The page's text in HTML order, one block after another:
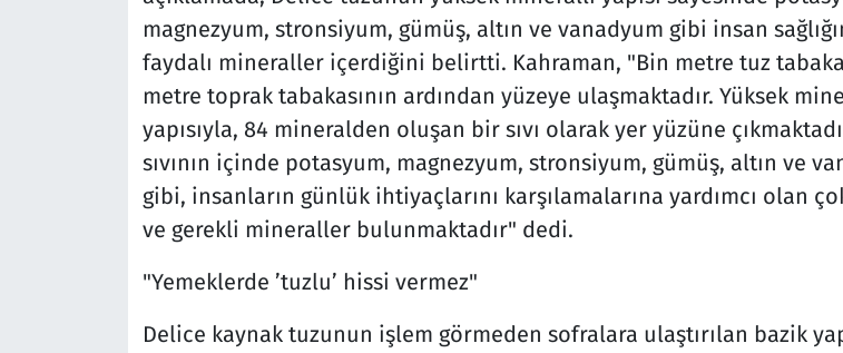
magnezyum, stronsiyum, gümüş, altın ve vanadyum gibi insan
faydalı mineraller içerdiğini belirtti. Kahraman, "Bin metre tuz
metre toprak tabakasının ardından yüzeye ulaşmaktadır. Yüksek
yapısıyla, 84 mineralden oluşan bir sıvı olarak yer yüzüne
sıvının içinde potasyum, magnezyum, stronsiyum, gümüş, altın ve
gibi, insanların günlük ihtiyaçlarını karşılamalarına yardımcı olan
ve gerekli mineraller bulunmaktadır" dedi.
"Yemeklerde ’tuzlu’ hissi vermez"
Delice kaynak tuzunun işlem görmeden sofralara ulaştırılan bazik